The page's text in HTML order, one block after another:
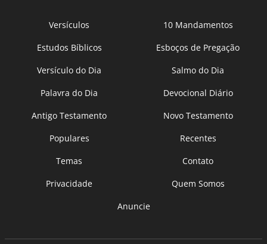
Versículos
10 Mandamentos
Estudos Bíblicos
Esboços de Pregação
Versículo do Dia
Salmo do Dia
Palavra do Dia
Devocional Diário
Antigo Testamento
Novo Testamento
Populares
Recentes
Temas
Contato
Privacidade
Quem Somos
Anuncie